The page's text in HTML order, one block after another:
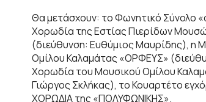
Θα μετάσχουν: το Φωνητικό Σύνολο
Χορωδία της Εστίας Πιερίδων
(διεύθυνση: Ευθύμιος Μαυρίδης), η
Ομίλου Καλαμάτας «ΟΡΦΕΥΣ»
Χορωδία του Μουσικού Ομίλου
Γιώργος Σκλήκας), το Κουαρτέτο
ΧΟΡΩΔΙΑ της «ΠΟΛΥΦΩΝΙΚΗΣ».